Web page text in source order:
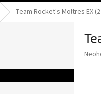
Team Rocket's Moltres EX